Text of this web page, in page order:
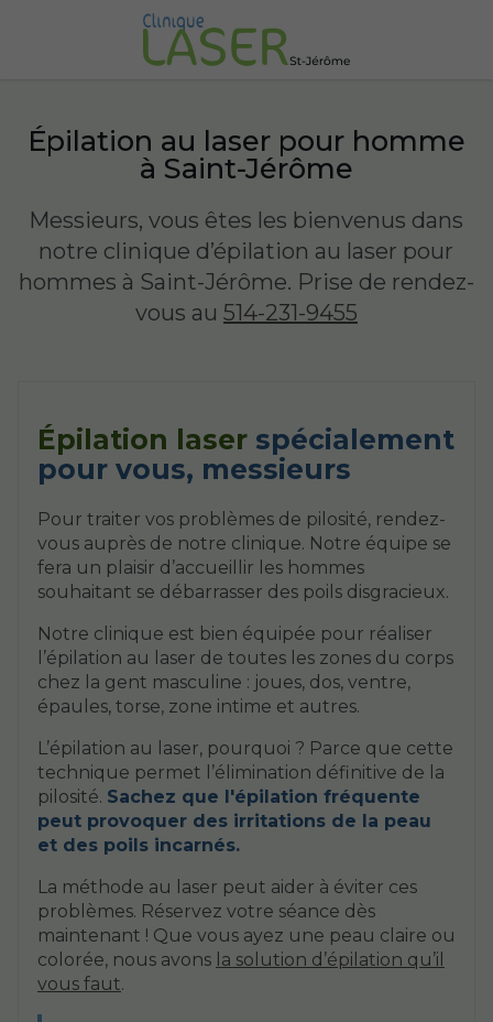
Épilation au laser pour homme
à Saint-Jérôme
Messieurs, vous êtes les bienvenus dans
notre clinique d’épilation au laser pour
hommes à Saint-Jérôme. Prise de rendez-
vous au 514-231-9455
Épilation laser spécialement
pour vous, messieurs
Pour traiter vos problèmes de pilosité, rendez-
vous auprès de notre clinique. Notre équipe se
fera un plaisir d’accueillir les hommes
souhaitant se débarrasser des poils disgracieux.
Notre clinique est bien équipée pour réaliser
l’épilation au laser de toutes les zones du corps
chez la gent masculine : joues, dos, ventre,
épaules, torse, zone intime et autres.
L’épilation au laser, pourquoi ? Parce que cette
technique permet l’élimination définitive de la
pilosité. Sachez que l'épilation fréquente
peut provoquer des irritations de la peau
et des poils incarnés.
La méthode au laser peut aider à éviter ces
problèmes. Réservez votre séance dès
maintenant ! Que vous ayez une peau claire ou
colorée, nous avons la solution d’épilation qu’il
vous faut.